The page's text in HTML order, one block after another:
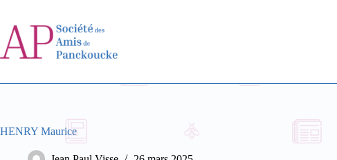
contenu
HENRY Maurice